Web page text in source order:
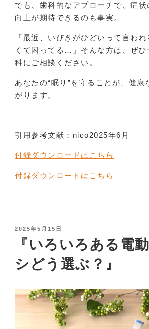
でも、歯科的なアプローチで、症
向上が期待できるのも事実。
「最近、いびきがひどいって言わ
くて困ってる…」そんな方は、ぜひ
科にご相談ください。
あなたの“眠り”を守ることが、健康
がります。
引用参考文献：nico2025年6月
付録ダウンロードはこちら
付録ダウンロードはこちら
POSTED
ON
2025年5月15日
『いろいろある電
シどう選ぶ？』